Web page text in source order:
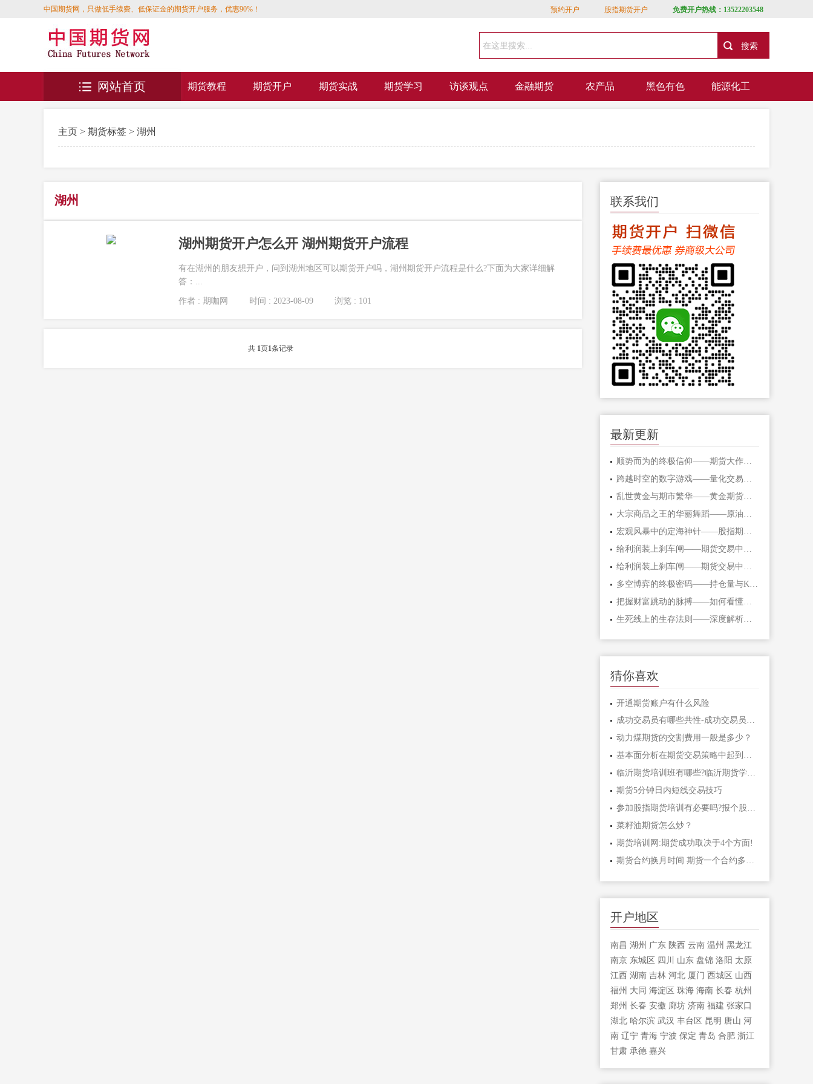
中国期货网，只做低手续费、低保证金的期货开户服务，优惠90%！ 预约开户 股指期货开户 免费开户热线：13522203548
期货教程 期货开户 期货实战 期货学习 访谈观点 金融期货 农产品 黑色有色 能源化工
网站首页
主页 > 期货标签 > 湖州
湖州
湖州期货开户怎么开 湖州期货开户流程
有在湖州的朋友想开户，问到湖州地区可以期货开户吗，湖州期货开户流程是什么?下面为大家详细解
答：...
作者 : 期咖网 时间 : 2023-08-09 浏览 : 101
共 1页1条记录
联系我们
最新更新
顺势而为的终极信仰——期货大作手的修
跨越时空的数字游戏——量化交易在期货
乱世黄金与期市繁华——黄金期货的避险
大宗商品之王的华丽舞蹈——原油期货的
宏观风暴中的定海神针——股指期货的对
给利润装上刹车闸——期货交易中不可逾
把握财富跳动的脉搏——如何看懂期货主
生死线上的生存法则——深度解析期货爆
猜你喜欢
开通期货账户有什么风险
成功交易员有哪些共性-成功交易员应该具
动力煤期货的交割费用一般是多少？
基本面分析在期货交易策略中起到什么作
临沂期货培训班有哪些?临沂期货学习课程
期货5分钟日内短线交易技巧
参加股指期货培训有必要吗?报个股指期货
菜籽油期货怎么炒？
期货培训网:期货成功取决于4个方面!
开户地区
南昌 湖州 广东 陕西 云南 温州 黑龙江
南京 东城区 四川 山东 盘锦 洛阳 太原
江西 湖南 吉林 河北 厦门 西城区 山西
福州 大同 海淀区 珠海 海南 长春 杭州
郑州 长春 安徽 廊坊 济南 福建 张家口
湖北 哈尔滨 武汉 丰台区 昆明 唐山 河
南 辽宁 青海 宁波 保定 青岛 合肥 浙江
甘肃 承德 嘉兴